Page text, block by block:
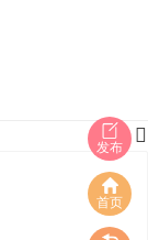
发布
首页
